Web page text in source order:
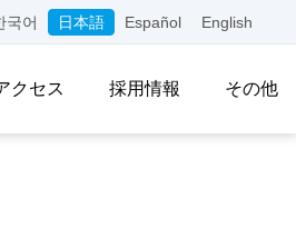
국어 日本語 Español English
クセス 採用情報 その他